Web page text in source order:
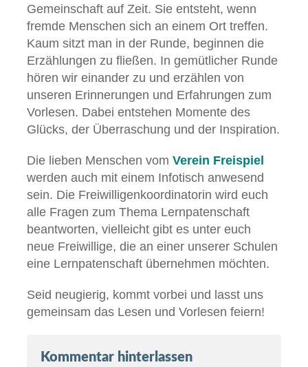
Gemeinschaft auf Zeit. Sie entsteht, wenn
fremde Menschen sich an einem Ort treffen.
Kaum sitzt man in der Runde, beginnen die
Erzählungen zu fließen. In gemütlicher Runde
hören wir einander zu und erzählen von
unseren Erinnerungen und Erfahrungen zum
Vorlesen. Dabei entstehen Momente des
Glücks, der Überraschung und der Inspiration.
Die lieben Menschen vom Verein Freispiel
werden auch mit einem Infotisch anwesend
sein. Die Freiwilligenkoordinatorin wird euch
alle Fragen zum Thema Lernpatenschaft
beantworten, vielleicht gibt es unter euch
neue Freiwillige, die an einer unserer Schulen
eine Lernpatenschaft übernehmen möchten.
Seid neugierig, kommt vorbei und lasst uns
gemeinsam das Lesen und Vorlesen feiern!
Kommentar hinterlassen